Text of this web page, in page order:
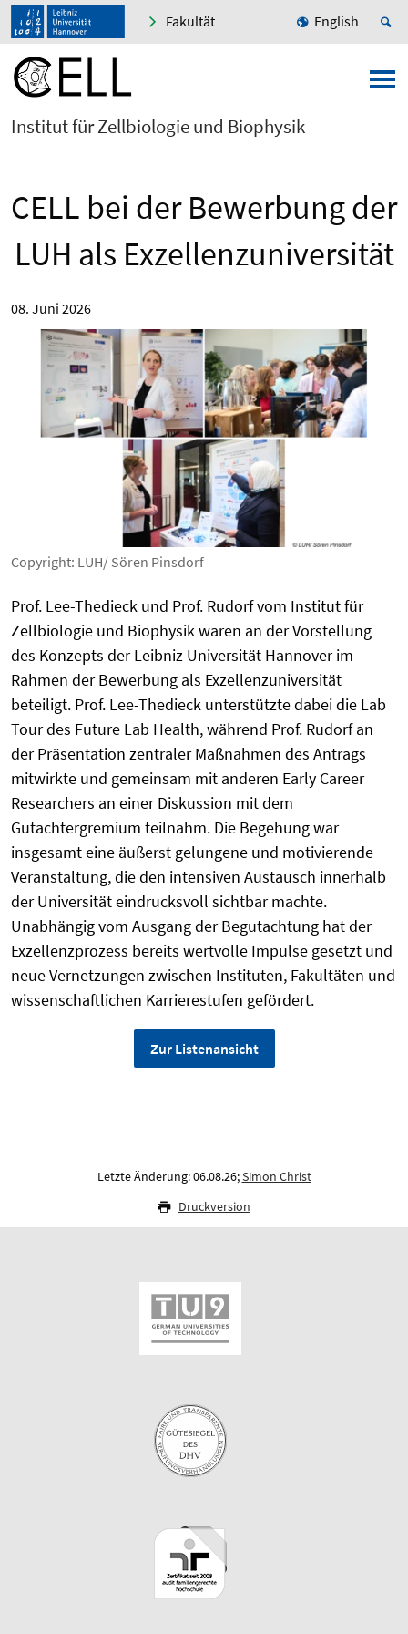
Fakultät English
Institut für Zellbiologie und Biophysik
CELL bei der Bewerbung der
LUH als Exzellenzuniversität
08. Juni 2026
Copyright: LUH/ Sören Pinsdorf
Prof. Lee-Thedieck und Prof. Rudorf vom Institut für
Zellbiologie und Biophysik waren an der Vorstellung
des Konzepts der Leibniz Universität Hannover im
Rahmen der Bewerbung als Exzellenzuniversität
beteiligt. Prof. Lee-Thedieck unterstützte dabei die Lab
Tour des Future Lab Health, während Prof. Rudorf an
der Präsentation zentraler Maßnahmen des Antrags
mitwirkte und gemeinsam mit anderen Early Career
Researchers an einer Diskussion mit dem
Gutachtergremium teilnahm. Die Begehung war
insgesamt eine äußerst gelungene und motivierende
Veranstaltung, die den intensiven Austausch innerhalb
der Universität eindrucksvoll sichtbar machte.
Unabhängig vom Ausgang der Begutachtung hat der
Exzellenzprozess bereits wertvolle Impulse gesetzt und
neue Vernetzungen zwischen Instituten, Fakultäten und
wissenschaftlichen Karrierestufen gefördert.
Zur Listenansicht
Letzte Änderung: 06.08.26;Simon Christ
Druckversion